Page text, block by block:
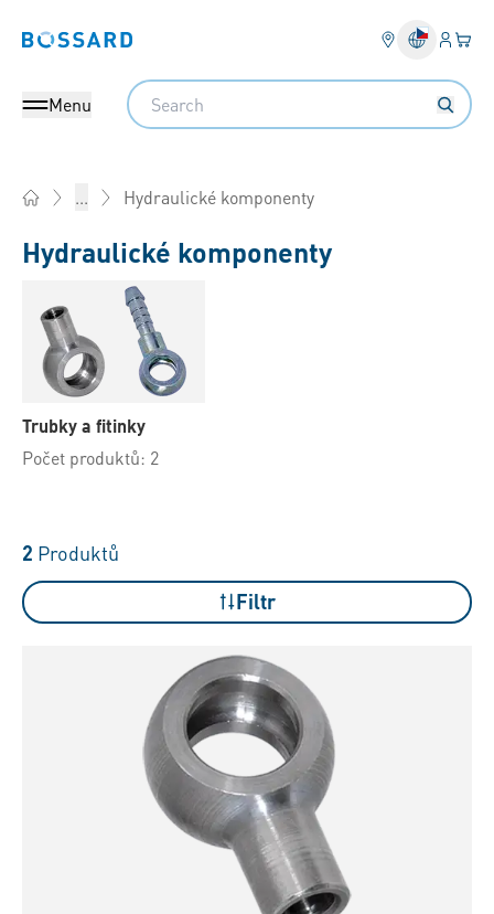
Bossard homepage Váš
Menu
Search
... Hydraulické komponenty
Hydraulické komponenty
Trubky a fitinky
Počet produktů: 2
2 Produktů
Filtr